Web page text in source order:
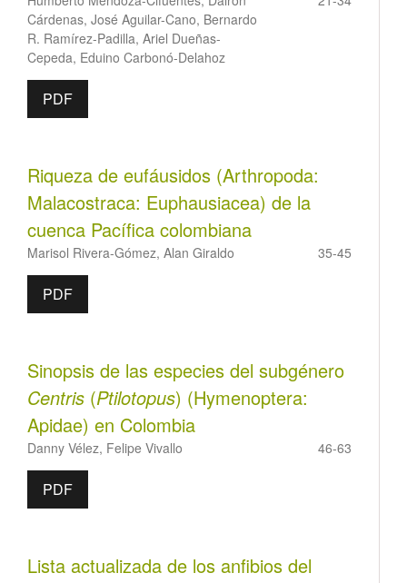
Cárdenas, José Aguilar-Cano, Bernardo
R. Ramírez-Padilla, Ariel Dueñas-
Cepeda, Eduino Carbonó-Delahoz
PDF
Riqueza de eufáusidos (Arthropoda:
Malacostraca: Euphausiacea) de la
cuenca Pacífica colombiana
Marisol Rivera-Gómez, Alan Giraldo 35-45
PDF
Sinopsis de las especies del subgénero
Centris (Ptilotopus) (Hymenoptera:
Apidae) en Colombia
Danny Vélez, Felipe Vivallo 46-63
PDF
Lista actualizada de los anfibios del